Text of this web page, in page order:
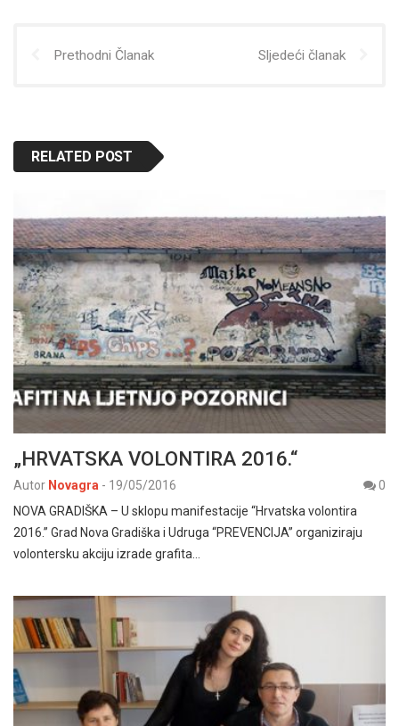
Prethodni Članak Sljedeći članak
RELATED POST
„HRVATSKA VOLONTIRA 2016.“
Autor Novagra - 19/05/2016
0
NOVA GRADIŠKA – U sklopu manifestacije “Hrvatska volontira
2016.” Grad Nova Gradiška i Udruga “PREVENCIJA” organiziraju
volontersku akciju izrade grafita…